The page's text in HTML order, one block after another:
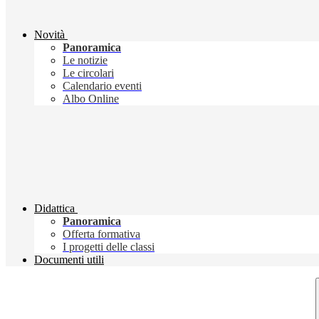
Novità
Panoramica
Le notizie
Le circolari
Calendario eventi
Albo Online
Didattica
Panoramica
Offerta formativa
I progetti delle classi
Documenti utili